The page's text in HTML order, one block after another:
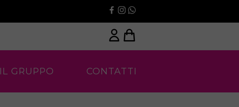
IL GRUPPO CONTATTI